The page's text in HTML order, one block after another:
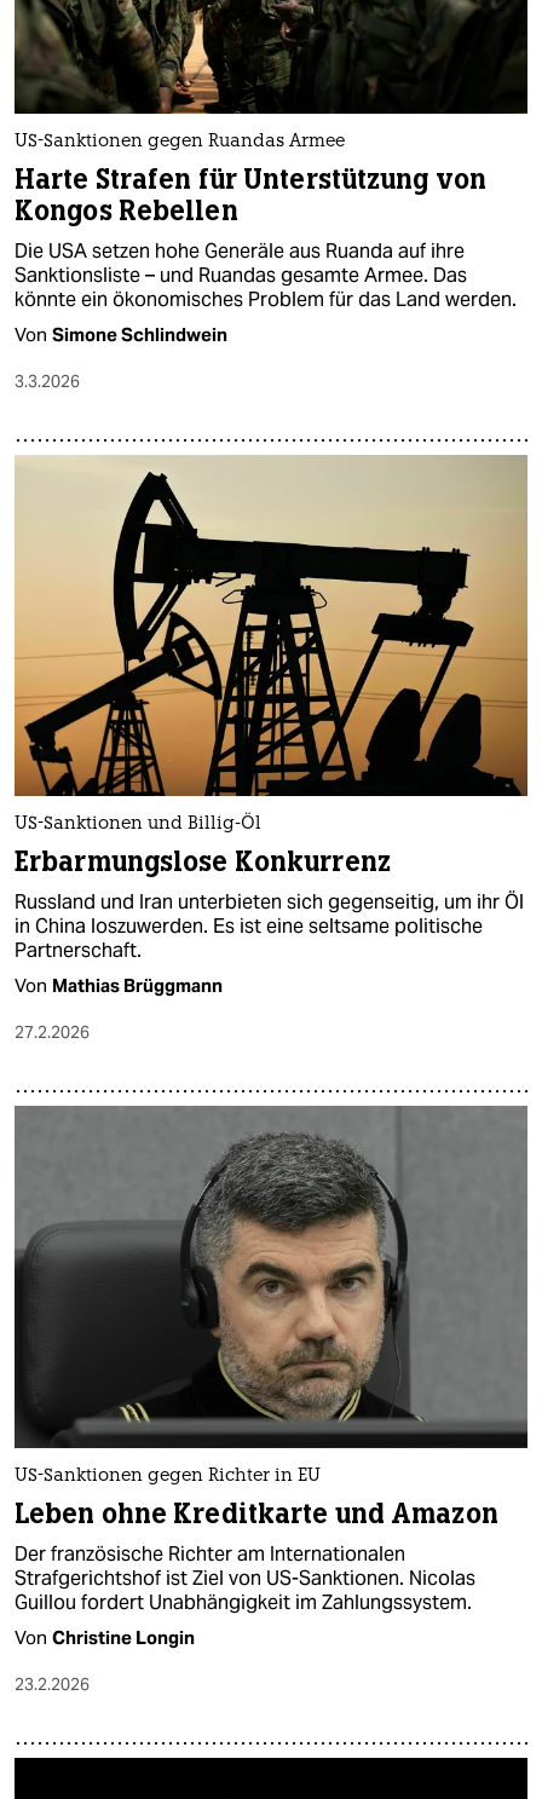
US-Sanktionen gegen Ruandas Armee
Harte Strafen für Unterstützung von
Kongos Rebellen
Die USA setzen hohe Generäle aus Ruanda auf ihre
Sanktionsliste – und Ruandas gesamte Armee. Das
könnte ein ökonomisches Problem für das Land werden.
Von Simone Schlindwein
3.3.2026
US-Sanktionen und Billig-Öl
Erbarmungslose Konkurrenz
Russland und Iran unterbieten sich gegenseitig, um ihr Öl
in China loszuwerden. Es ist eine seltsame politische
Partnerschaft.
Von Mathias Brüggmann
27.2.2026
US-Sanktionen gegen Richter in EU
Leben ohne Kreditkarte und Amazon
Der französische Richter am Internationalen
Strafgerichtshof ist Ziel von US-Sanktionen. Nicolas
Guillou fordert Unabhängigkeit im Zahlungssystem.
Von Christine Longin
23.2.2026